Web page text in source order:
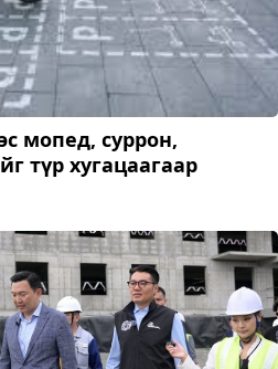
мопед, суррон,
түр хугацаагаар